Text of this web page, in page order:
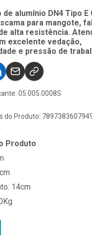
de alumínio DN4 Tipo E
para mangote,
alta resistência.
excelente vedação,
e pressão de
05.005.0008S
do Produto:
Produto
14cm